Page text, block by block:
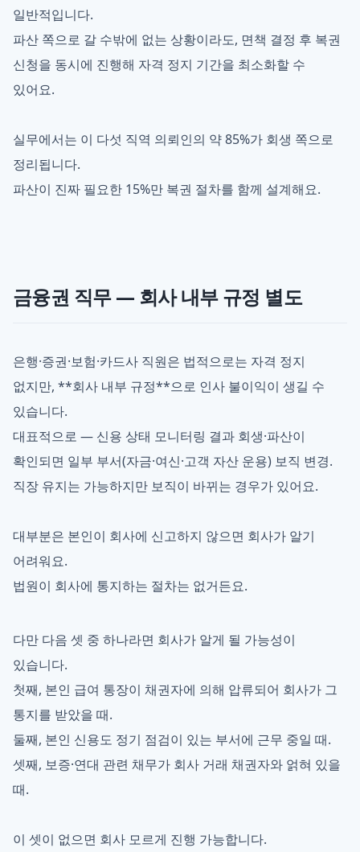
일반적입니다.
파산 쪽으로 갈 수밖에 없는 상황이라도, 면책 결정 후 복권
신청을 동시에 진행해 자격 정지 기간을 최소화할 수
있어요.
실무에서는 이 다섯 직역 의뢰인의 약 85%가 회생 쪽으로
정리됩니다.
파산이 진짜 필요한 15%만 복권 절차를 함께 설계해요.
금융권 직무 — 회사 내부 규정 별도
은행·증권·보험·카드사 직원은 법적으로는 자격 정지
없지만, **회사 내부 규정**으로 인사 불이익이 생길 수
있습니다.
대표적으로 — 신용 상태 모니터링 결과 회생·파산이
확인되면 일부 부서(자금·여신·고객 자산 운용) 보직 변경.
직장 유지는 가능하지만 보직이 바뀌는 경우가 있어요.
대부분은 본인이 회사에 신고하지 않으면 회사가 알기
어려워요.
법원이 회사에 통지하는 절차는 없거든요.
다만 다음 셋 중 하나라면 회사가 알게 될 가능성이
있습니다.
첫째, 본인 급여 통장이 채권자에 의해 압류되어 회사가 그
통지를 받았을 때.
둘째, 본인 신용도 정기 점검이 있는 부서에 근무 중일 때.
셋째, 보증·연대 관련 채무가 회사 거래 채권자와 얽혀 있을
때.
이 셋이 없으면 회사 모르게 진행 가능합니다.